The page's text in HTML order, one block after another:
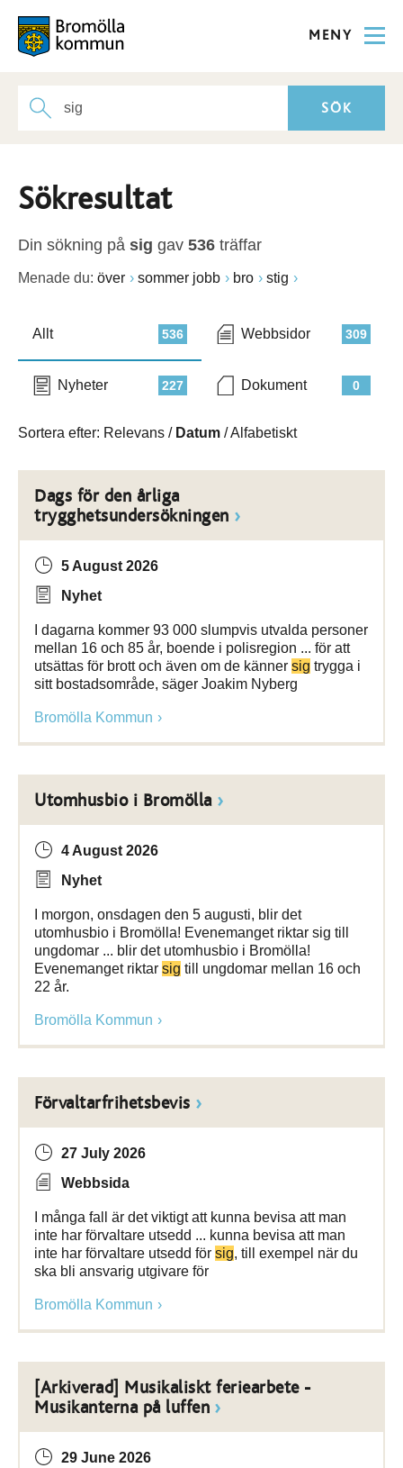
MENY
Sökresultat
Din sökning på sig gav 536 träffar
Menade du: över sommer jobb bro stig
536
Allt 309
Webbsidor
227
Nyheter 0
Dokument
Sortera efter: Relevans / Datum /Alfabetiskt
Dags för den årliga
trygghetsundersökningen
5 August 2026
Nyhet
I dagarna kommer 93 000 slumpvis utvalda personer
mellan 16 och 85 år, boende i polisregion ... för att
utsättas för brott och även om de känner sig trygga i
sitt bostadsområde, säger Joakim Nyberg
Bromölla Kommun
Utomhusbio i Bromölla
4 August 2026
Nyhet
I morgon, onsdagen den 5 augusti, blir det
utomhusbio i Bromölla! Evenemanget riktar sig till
ungdomar ... blir det utomhusbio i Bromölla!
Evenemanget riktar sig till ungdomar mellan 16 och
22 år.
Bromölla Kommun
Förvaltarfrihetsbevis
27 July 2026
Webbsida
I många fall är det viktigt att kunna bevisa att man
inte har förvaltare utsedd ... kunna bevisa att man
inte har förvaltare utsedd för sig, till exempel när du
ska bli ansvarig utgivare för
Bromölla Kommun
[Arkiverad] Musikaliskt feriearbete -
Musikanterna på luffen
29 June 2026